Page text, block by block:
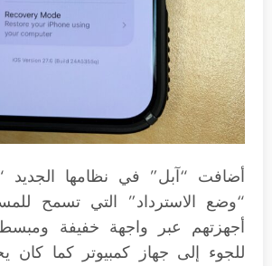
“وضع الاسترداد” التي تسمح
أجهزتهم عبر واجهة خفيفة
للجوء إلى جهاز كمبيوتر كما كان